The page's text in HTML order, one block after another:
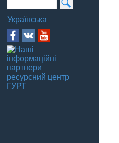
Українська